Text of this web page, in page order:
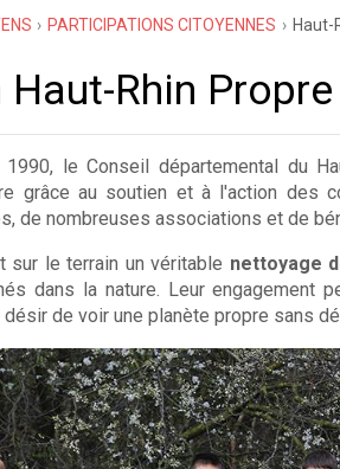
PARTICIPATIONS CITOYENNES Haut-
Rhin Propre
le Conseil départemental du
grâce au soutien et à l'action des
de nombreuses associations et de
sur le terrain un véritable nettoyage
dans la nature. Leur engagement
de voir une planète propre sans